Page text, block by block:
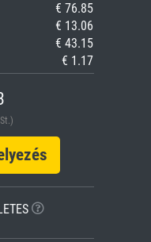
€ 76.85
€ 13.06
€ 43.15
€ 1.17